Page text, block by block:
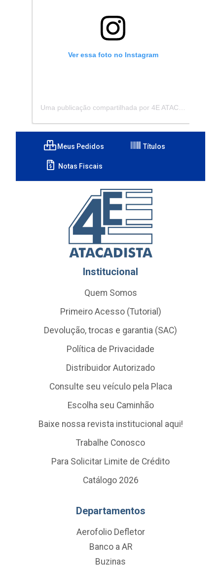
Ver essa foto no Instagram
Meus Pedidos Títulos
Notas Fiscais
Institucional
Quem Somos
Primeiro Acesso (Tutorial)
Devolução, trocas e garantia (SAC)
Política de Privacidade
Distribuidor Autorizado
Consulte seu veículo pela Placa
Escolha seu Caminhão
Baixe nossa revista institucional aqui!
Trabalhe Conosco
Para Solicitar Limite de Crédito
Catálogo 2026
Departamentos
Aerofolio Defletor
Banco a AR
Buzinas